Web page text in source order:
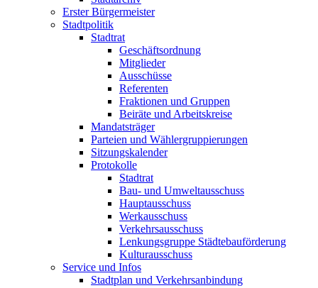
Erster Bürgermeister
Stadtpolitik
Stadtrat
Geschäftsordnung
Mitglieder
Ausschüsse
Referenten
Fraktionen und Gruppen
Beiräte und Arbeitskreise
Mandatsträger
Parteien und Wählergruppierungen
Sitzungskalender
Protokolle
Stadtrat
Bau- und Umweltausschuss
Hauptausschuss
Werkausschuss
Verkehrsausschuss
Lenkungsgruppe Städtebauförderung
Kulturausschuss
Service und Infos
Stadtplan und Verkehrsanbindung